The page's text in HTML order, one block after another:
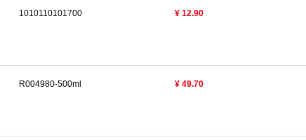
1010110101700 ¥ 12.90
R004980-500ml ¥ 49.70